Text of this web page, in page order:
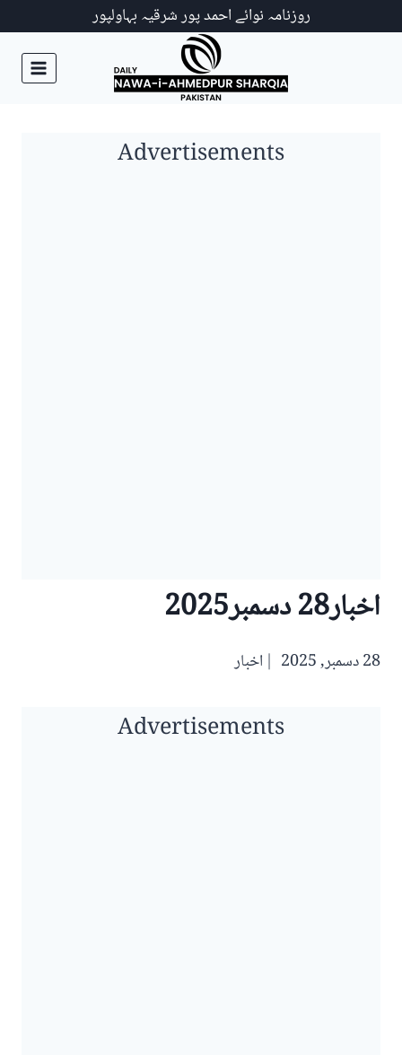
روزنامہ نوائے احمد پور شرقیہ بہاولپور
Advertisements
اخبار28 دسمبر2025
28 دسمبر, 2025 اخبار
Advertisements